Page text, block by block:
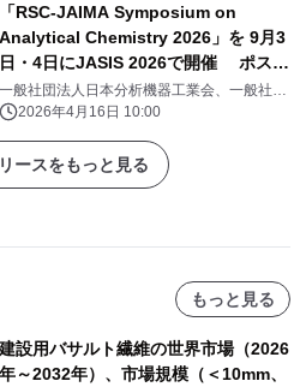
「RSC-JAIMA Symposium on
Analytical Chemistry 2026」を 9月3
日・4日にJASIS 2026で開催 ポスタ
ーセッション募集開始
一般社団法人日本分析機器工業会、一般社団
法人日本科学機器協会
2026年4月16日 10:00
ースをもっと見る
もっと見る
建設用バサルト繊維の世界市場（2026
年～2032年）、市場規模（＜10mm、